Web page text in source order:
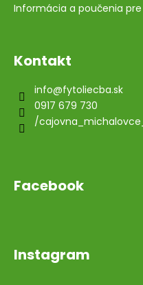
Informácia a poučenia
Kontakt
info@fytoliecba.sk
0917 679 730
/
Facebook
Instagram